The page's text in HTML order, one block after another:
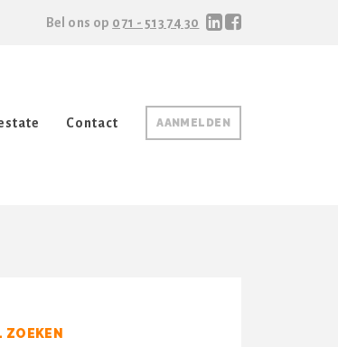
Bel ons op 071 - 513 74 30
AANMELDEN
Contact
ZOEKEN